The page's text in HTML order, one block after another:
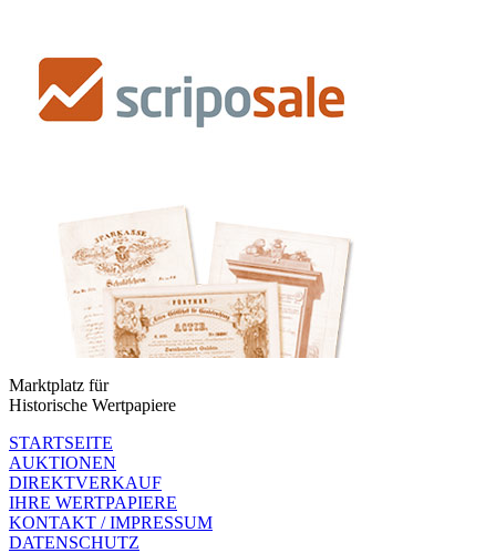
Marktplatz für
Historische Wertpapiere
STARTSEITE
AUKTIONEN
DIREKTVERKAUF
IHRE WERTPAPIERE
KONTAKT / IMPRESSUM
DATENSCHUTZ